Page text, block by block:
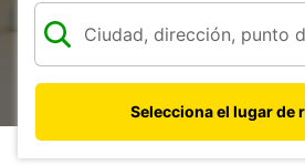
Selecciona el lugar de